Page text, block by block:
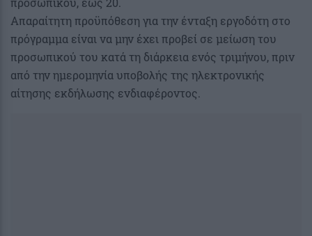
Απαραίτητη προϋπόθεση για την ένταξη εργοδότη στο
πρόγραμμα είναι να μην έχει προβεί σε μείωση του
προσωπικού του κατά τη διάρκεια ενός τριμήνου, πριν
από την ημερομηνία υποβολής της ηλεκτρονικής
αίτησης εκδήλωσης ενδιαφέροντος.